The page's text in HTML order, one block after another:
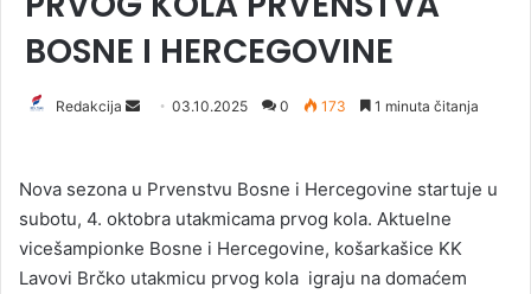
BOSNE I HERCEGOVINE
Redakcija
d
a
n
e
03.10.2025 0 173 1 minuta čitanja
Nova sezona u Prvenstvu Bosne i Hercegovine startuje u
subotu, 4. oktobra utakmicama prvog kola. Aktuelne
vicešampionke Bosne i Hercegovine, košarkašice KK
Lavovi Brčko utakmicu prvog kola igraju na domaćem